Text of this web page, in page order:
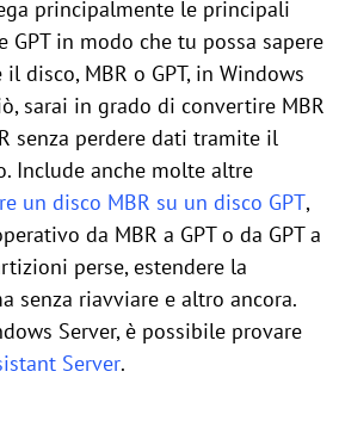
principalmente le principali
GPT in modo che tu possa sapere
disco, MBR o GPT, in Windows
sarai in grado di convertire MBR
senza perdere dati tramite il
Include anche molte altre
un disco MBR su un disco GPT,
da MBR a GPT o da GPT a
perse, estendere la
senza riavviare e altro ancora.
Server, è possibile provare
Server.